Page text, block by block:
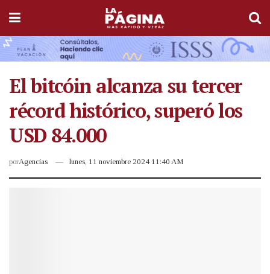
El bitcóin alcanza su tercer
récord histórico, superó los
USD 84.000
porAgencias lunes, 11 noviembre 2024 11:40 AM